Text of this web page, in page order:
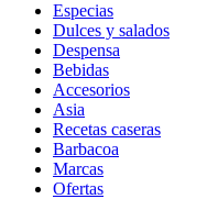
Especias
Dulces y salados
Despensa
Bebidas
Accesorios
Asia
Recetas caseras
Barbacoa
Marcas
Ofertas